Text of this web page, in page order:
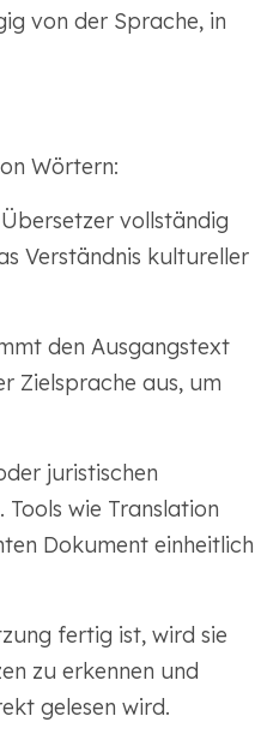
von der Sprache, in
Wörtern:
vollständig
Verständnis kultureller
den Ausgangstext
Zielsprache aus, um
juristischen
wie Translation
Dokument einheitlich
fertig ist, wird sie
zu erkennen und
gelesen wird.